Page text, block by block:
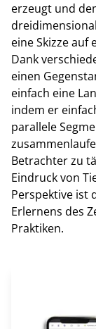
erzeugt und
eine Skizze auf
Dank
einen
einfach eine
indem er
parallele
Betrachter zu
Eindruck von
Perspektive ist
Erlernens des
Praktiken.